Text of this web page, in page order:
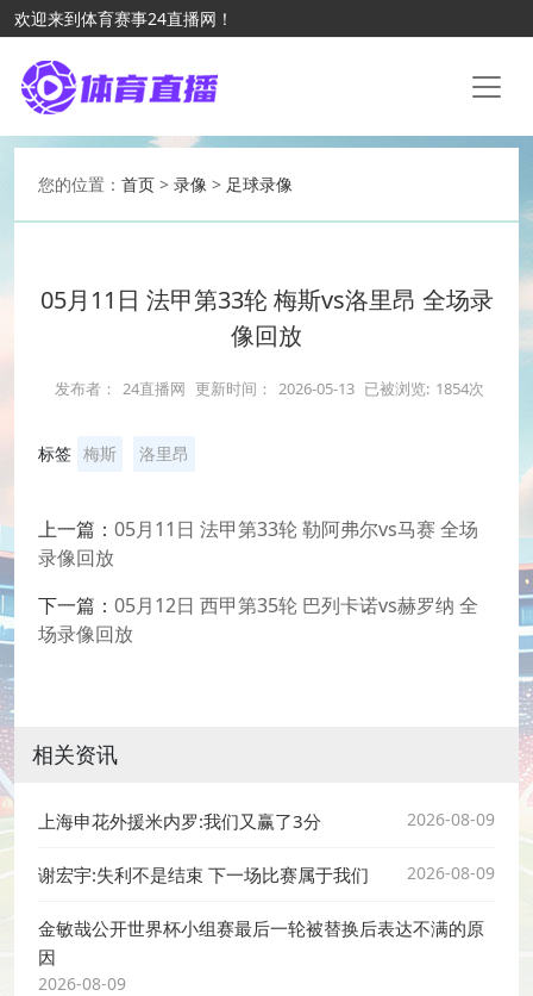
欢迎来到体育赛事24直播网！
您的位置： 首页 > 录像 > 足球录像
05月11日 法甲第33轮 梅斯vs洛里昂 全场录
像回放
发布者： 24直播网 更新时间： 2026-05-13 已被浏览: 1854次
标签 梅斯 洛里昂
上一篇： 05月11日 法甲第33轮 勒阿弗尔vs马赛 全场
录像回放
下一篇： 05月12日 西甲第35轮 巴列卡诺vs赫罗纳 全
场录像回放
相关资讯
上海申花外援米内罗:我们又赢了3分 2026-08-09
谢宏宇:失利不是结束 下一场比赛属于我们 2026-08-09
金敏哉公开世界杯小组赛最后一轮被替换后表达不满的原
因
2026-08-09